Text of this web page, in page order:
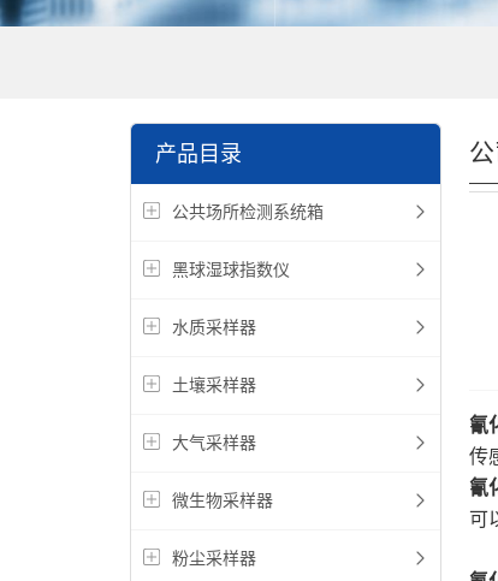
产品目录
公共场所检测系统箱
黑球湿球指数仪
水质采样器
土壤采样器
大气采样器
微生物采样器
粉尘采样器
氰
传
氰
可